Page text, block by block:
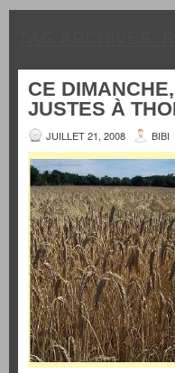
CE
JUSTES À
JUILLET 21, 2008 BIBI